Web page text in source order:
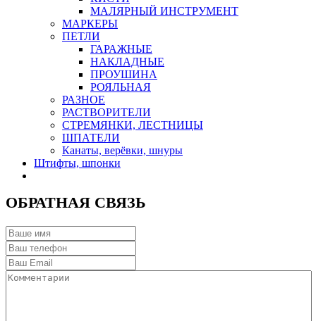
МАЛЯРНЫЙ ИНСТРУМЕНТ
МАРКЕРЫ
ПЕТЛИ
ГАРАЖНЫЕ
НАКЛАДНЫЕ
ПРОУШИНА
РОЯЛЬНАЯ
РАЗНОЕ
РАСТВОРИТЕЛИ
СТРЕМЯНКИ, ЛЕСТНИЦЫ
ШПАТЕЛИ
Канаты, верёвки, шнуры
Штифты, шпонки
ОБРАТНАЯ СВЯЗЬ